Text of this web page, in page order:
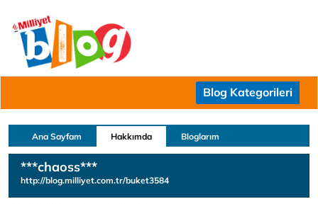
Blog Kategorileri
Ana Sayfam Hakkımda Bloglarım
***chaoss***
http://blog.milliyet.com.tr/buket3584